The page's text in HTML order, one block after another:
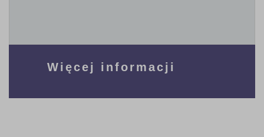
Więcej informacji